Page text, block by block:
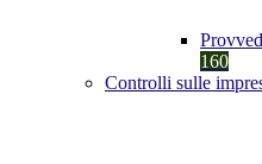
160
Controlli sulle